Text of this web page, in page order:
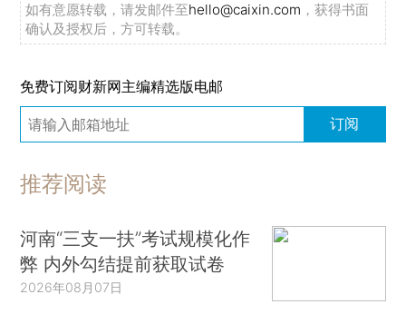
如有意愿转载，请发邮件至hello@caixin.com ，获得书面
确认及授权后，方可转载。
免费订阅财新网主编精选版电邮
订阅
推荐阅读
河南“三支一扶”考试规模化作
弊 内外勾结提前获取试卷
2026年08月07日